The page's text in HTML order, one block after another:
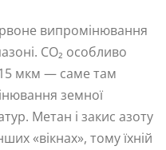
випромінювання
CO₂ особливо
мкм — саме там
земної
Метан і закис азоту
«вікнах», тому їхній